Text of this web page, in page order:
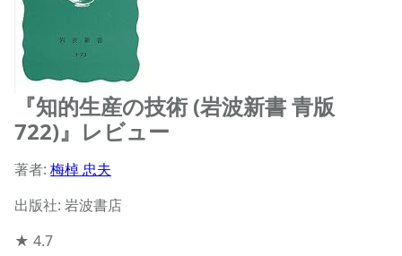
『知的生産の技術 (岩波新書 青版
722)』レビュー
著者: 梅棹 忠夫
出版社: 岩波書店
★ 4.7